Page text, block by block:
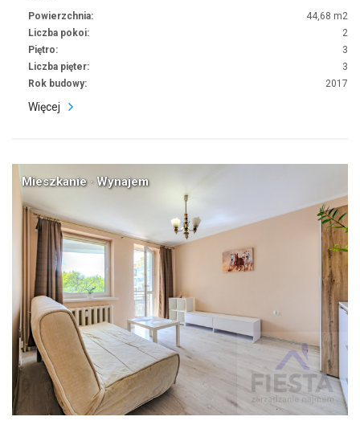
Powierzchnia:
44,68 m2
Liczba pokoi:
2
Piętro:
3
Liczba pięter:
3
Rok budowy:
2017
Więcej
Mieszkanie · Wynajem